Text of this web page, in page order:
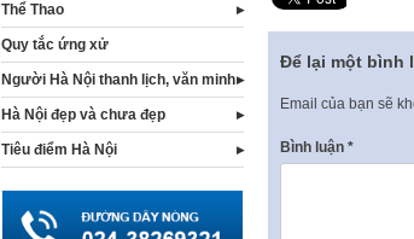
Để lại một bình
Email của bạn sẽ
Bình luận *
Thể Thao
Quy tắc ứng xử
Người Hà Nội thanh lịch, văn minh
Hà Nội đẹp và chưa đẹp
Tiêu điểm Hà Nội